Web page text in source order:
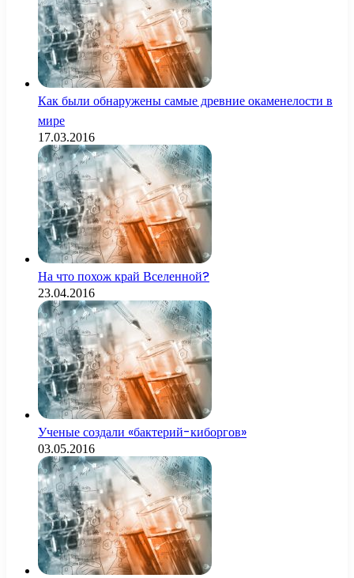
Как были обнаружены самые древние окаменелости в
мире
17.03.2016
На что похож край Вселенной?
23.04.2016
Ученые создали «бактерий-киборгов»
03.05.2016